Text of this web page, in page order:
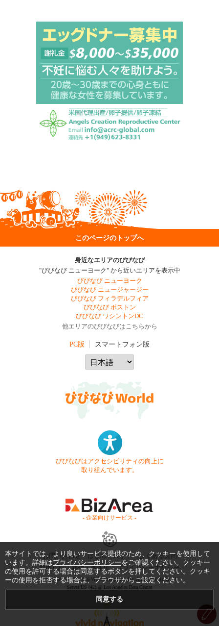
このページのトップへ
身近なエリアのびびなび
"びびなび ニューヨーク" から近いエリアを表示中
びびなび ニューヨーク
びびなび ニュージャージー
びびなび フィラデルフィア
びびなび ボストン
びびなび ワシントンDC
他エリアのびびなびはこちらから
PC版 スマートフォン版
びびなびはアクセシビリティの向上に
取り組んでいます。
- 企業向けサービス -
お問い合わせ はじめてガイド
よくある質問
利用規約
商標・著作権 プライバシーポリシー
Copyright © 1999-2026 Vivid Navigation, Inc. All Rights Reserved.
Server US (42) @ Los Angeles Data Center
本サイトでは、より良いサービス提供のため、クッキーを使用して
います。詳細はプライバシーポリシーをご確認ください。クッキー
の使用を許可する場合は同意するボタンを押してください。クッキ
ーの使用を拒否する場合は、ブラウザからご設定ください。